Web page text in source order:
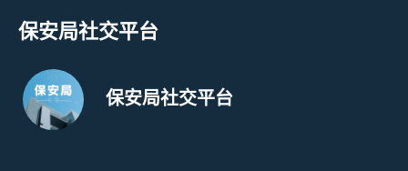
保安局社交平台
保安局社交平台